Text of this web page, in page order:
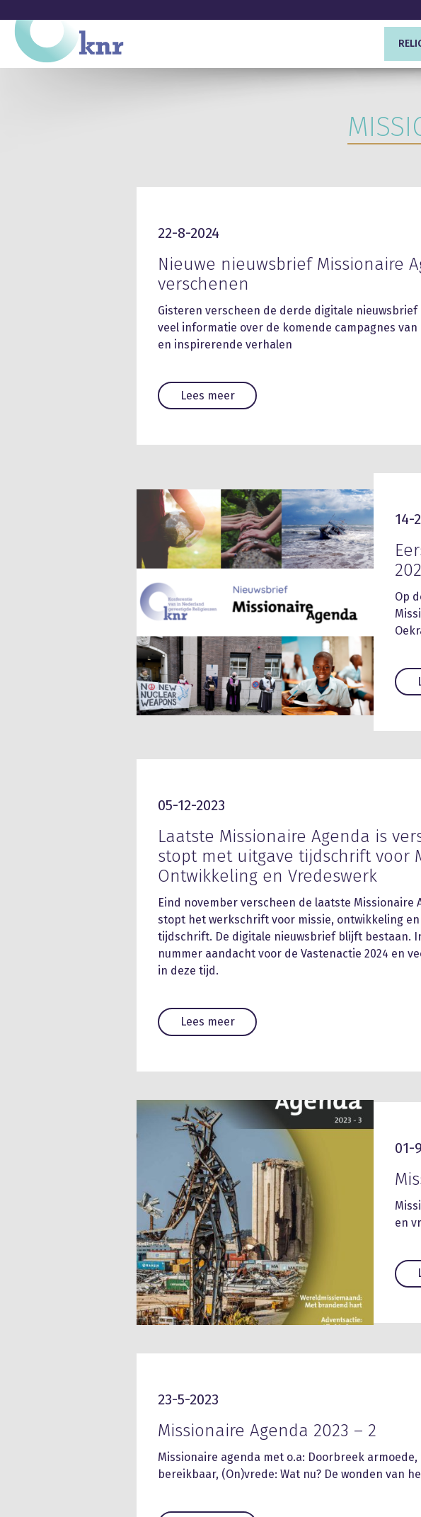
22-8-2024
Nieuwe nieuwsbrief Missionaire
verschenen
Gisteren verscheen de derde digitale nieuwsbrief
veel informatie over de komende campagnes
en inspirerende verhalen
Lees meer
14-
Op
05-12-2023
Laatste Missionaire Agenda is
stopt met uitgave tijdschrift voor
Ontwikkeling en Vredeswerk
Eind november verscheen de laatste Missionaire
stopt het werkschrift voor missie, ontwikkeling
tijdschrift. De digitale nieuwsbrief blijft bestaan.
nummer aandacht voor de Vastenactie 2024 en
in deze tijd.
Lees meer
01-
en
23-5-2023
Missionaire Agenda 2023 – 2
Missionaire agenda met o.a: Doorbreek
bereikbaar, (On)vrede: Wat nu? De wonden van